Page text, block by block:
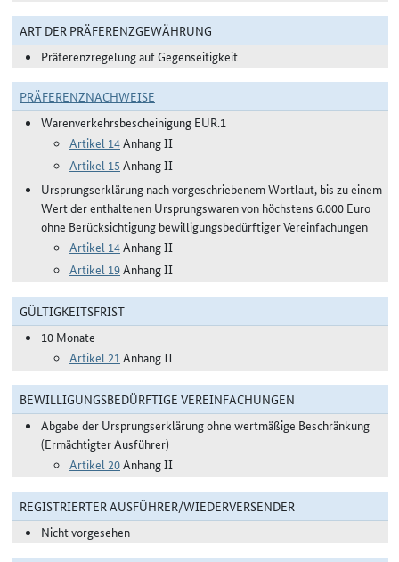
ART DER PRÄFERENZGEWÄHRUNG
Präferenzregelung auf Gegenseitigkeit
PRÄFERENZNACHWEISE
Warenverkehrsbescheinigung EUR.1
Artikel 14Anhang II
Artikel 15 Anhang II
Ursprungserklärung nach vorgeschriebenem Wortlaut, bis zu einem
Wert der enthaltenen Ursprungswaren von höchstens 6.000 Euro
ohne Berücksichtigung bewilligungsbedürftiger Vereinfachungen
Artikel 14Anhang II
Artikel 19Anhang II
GÜLTIGKEITSFRIST
10 Monate
Artikel 21Anhang II
BEWILLIGUNGSBEDÜRFTIGE VEREINFACHUNGEN
Abgabe der Ursprungserklärung ohne wertmäßige Beschränkung
(Ermächtigter Ausführer)
Artikel 20Anhang II
REGISTRIERTER AUSFÜHRER/WIEDERVERSENDER
Nicht vorgesehen